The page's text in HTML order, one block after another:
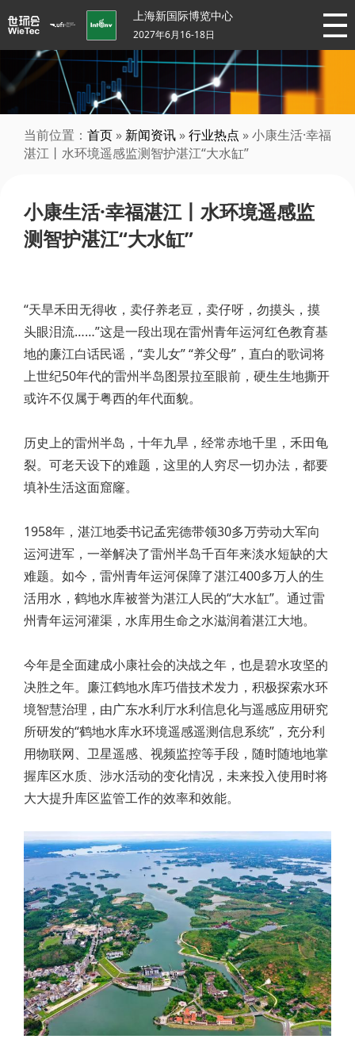
上海新国际博览中心
2027年6月16-18日
当前位置： 首页 » 新闻资讯 »行业热点 » 小康生活·幸福
湛江丨水环境遥感监测智护湛江“大水缸”
小康生活·幸福湛江丨水环境遥感监
测智护湛江“大水缸”
“天旱禾田无得收，卖仔养老豆，卖仔呀，勿摸头，摸
头眼泪流……”这是一段出现在雷州青年运河红色教育基
地的廉江白话民谣，“卖儿女” “养父母”，直白的歌词将
上世纪50年代的雷州半岛图景拉至眼前，硬生生地撕开
或许不仅属于粤西的年代面貌。
历史上的雷州半岛，十年九旱，经常赤地千里，禾田龟
裂。可老天设下的难题，这里的人穷尽一切办法，都要
填补生活这面窟窿。
1958年，湛江地委书记孟宪德带领30多万劳动大军向
运河进军，一举解决了雷州半岛千百年来淡水短缺的大
难题。如今，雷州青年运河保障了湛江400多万人的生
活用水，鹤地水库被誉为湛江人民的“大水缸”。通过雷
州青年运河灌渠，水库用生命之水滋润着湛江大地。
今年是全面建成小康社会的决战之年，也是碧水攻坚的
决胜之年。廉江鹤地水库巧借技术发力，积极探索水环
境智慧治理，由广东水利厅水利信息化与遥感应用研究
所研发的“鹤地水库水环境遥感遥测信息系统”，充分利
用物联网、卫星遥感、视频监控等手段，随时随地地掌
握库区水质、涉水活动的变化情况，未来投入使用时将
大大提升库区监管工作的效率和效能。